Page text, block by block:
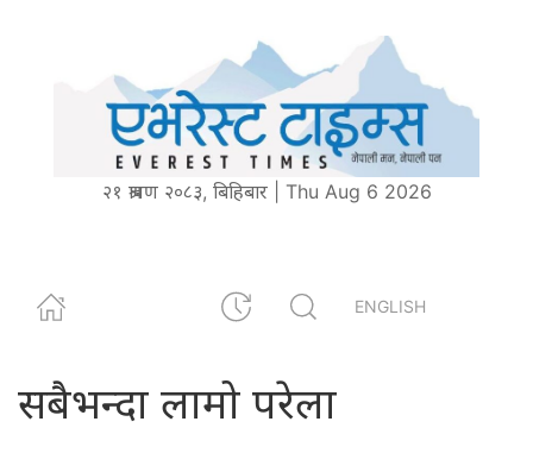
२१ श्रावण २०८३, बिहिबार | Thu Aug 6 2026
ENGLISH
सबैभन्दा लामो परेला